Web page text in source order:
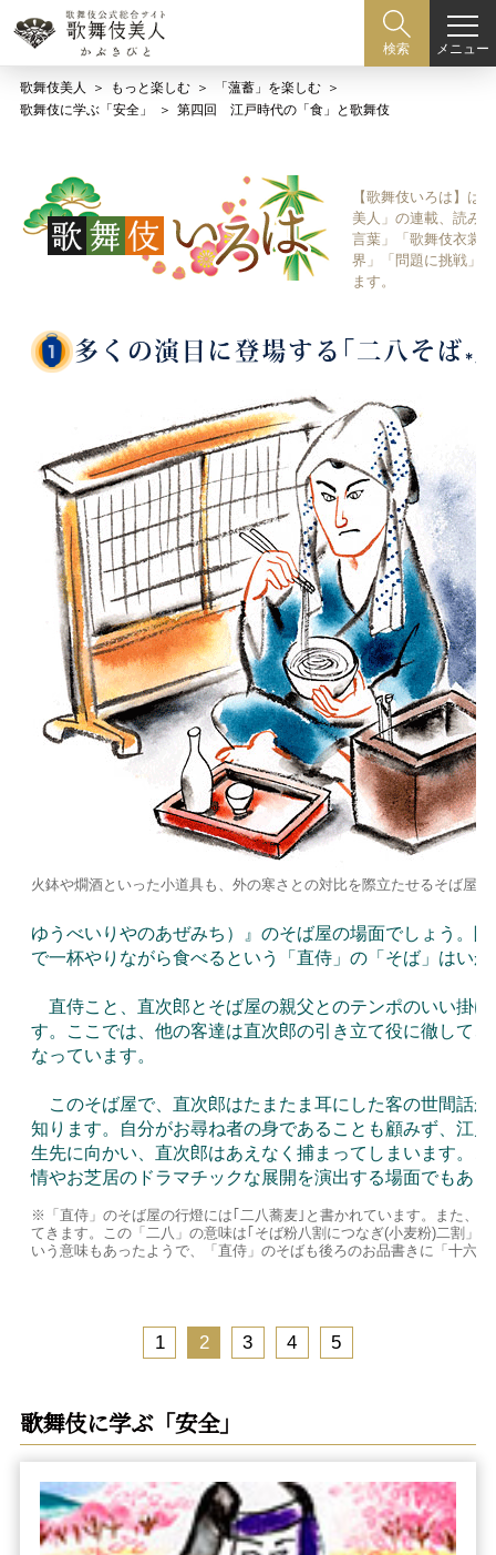
検索 メニュー
歌舞伎美人 もっと楽しむ
「薀蓄」を楽しむ
歌舞伎に学ぶ「安全」
第四回 江戸時代の「食」と歌舞伎
【歌舞伎いろは】は
美人」の連載、読み
言葉」「歌舞伎衣裳
界」「問題に挑戦」
ます。
火鉢や燗酒といった小道具も、外の寒さとの対比を際立たせるそば屋の
ゆうべいりやのあぜみち）』のそば屋の場面でしょう。
で一杯やりながら食べるという「直侍」の「そば」はい
直侍こと、直次郎とそば屋の親父とのテンポのいい掛
す。ここでは、他の客達は直次郎の引き立て役に徹して
なっています。
このそば屋で、直次郎はたまたま耳にした客の世間話
知ります。自分がお尋ね者の身であることも顧みず、江
生先に向かい、直次郎はあえなく捕まってしまいます。
情やお芝居のドラマチックな展開を演出する場面でもあり
※「直侍」のそば屋の行燈には｢二八蕎麦｣と書かれています。また、
てきます。この「二八」の意味は｢そば粉八割につなぎ(小麦粉)二割」
いう意味もあったようで、「直侍」のそばも後ろのお品書きに「十六
1 2 3 4 5
歌舞伎に学ぶ「安全」